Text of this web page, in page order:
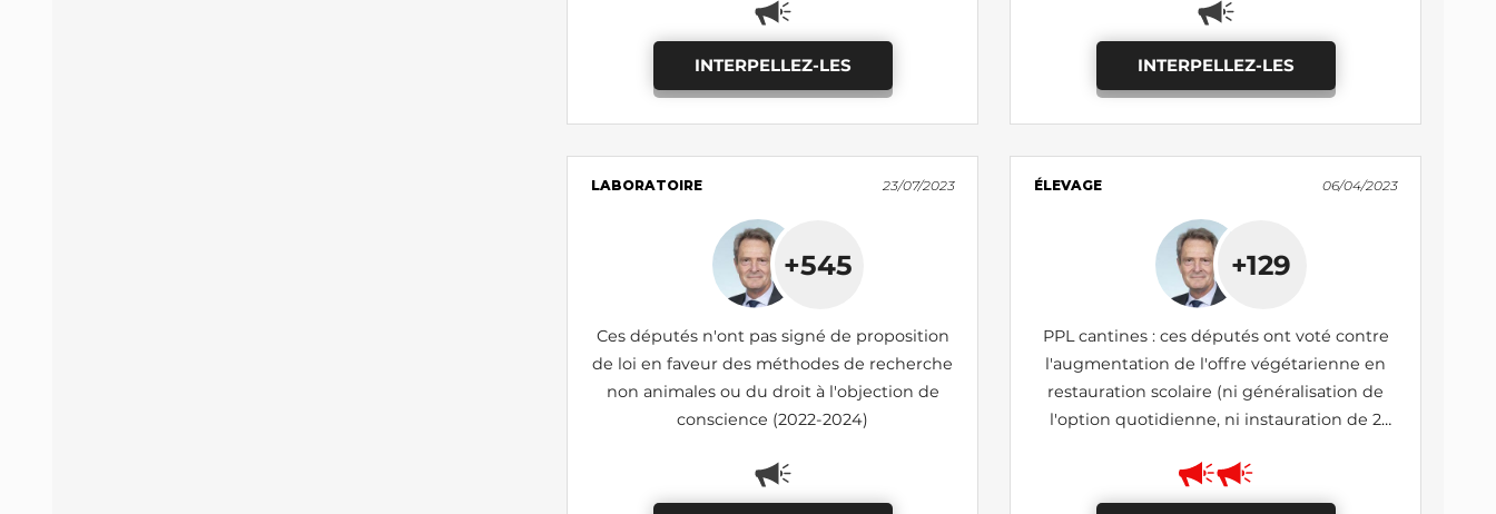
INTERPELLEZ-LES INTERPELLEZ-LES
LABORATOIRE 23/07/2023
+545
Ces députés n'ont pas signé de proposition
de loi en faveur des méthodes de recherche
non animales ou du droit à l'objection de
conscience (2022-2024)
ÉLEVAGE 06/04/2023
+129
PPL cantines : ces députés ont voté contre
l'augmentation de l'offre végétarienne en
restauration scolaire (ni généralisation de
l'option quotidienne, ni instauration de 2